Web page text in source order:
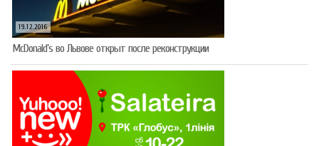
19.12.2016
McDonald’s во Львове открыт после реконструкции